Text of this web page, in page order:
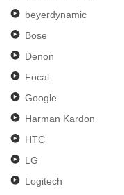
beyerdynamic
Bose
Denon
Focal
Google
Harman Kardon
HTC
LG
Logitech